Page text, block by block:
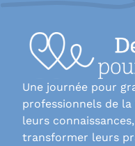
Une journée pour
professionnels de
leurs
transformer leurs